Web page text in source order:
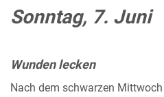
Sonntag, 7. Juni
Wunden lecken
Nach dem schwarzen